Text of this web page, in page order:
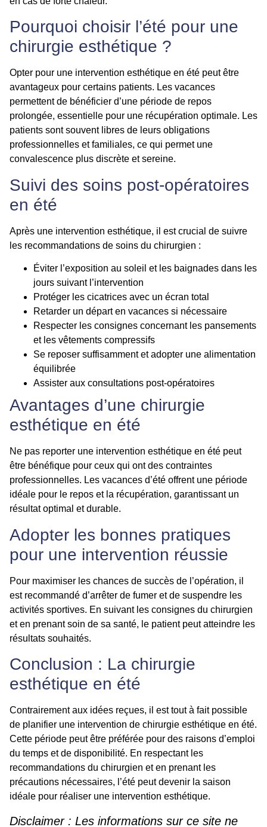
Pourquoi choisir l’été pour une
chirurgie esthétique ?
Opter pour une intervention esthétique en été peut être
avantageux pour certains patients. Les vacances
permettent de bénéficier d’une période de repos
prolongée, essentielle pour une récupération optimale. Les
patients sont souvent libres de leurs obligations
professionnelles et familiales, ce qui permet une
convalescence plus discrète et sereine.
Suivi des soins post-opératoires
en été
Après une intervention esthétique, il est crucial de suivre
les recommandations de soins du chirurgien :
Éviter l’exposition au soleil et les baignades dans les
jours suivant l’intervention
Protéger les cicatrices avec un écran total
Retarder un départ en vacances si nécessaire
Respecter les consignes concernant les pansements
et les vêtements compressifs
Se reposer suffisamment et adopter une alimentation
équilibrée
Assister aux consultations post-opératoires
Avantages d’une chirurgie
esthétique en été
Ne pas reporter une intervention esthétique en été peut
être bénéfique pour ceux qui ont des contraintes
professionnelles. Les vacances d’été offrent une période
idéale pour le repos et la récupération, garantissant un
résultat optimal et durable.
Adopter les bonnes pratiques
pour une intervention réussie
Pour maximiser les chances de succès de l’opération, il
est recommandé d’arrêter de fumer et de suspendre les
activités sportives. En suivant les consignes du chirurgien
et en prenant soin de sa santé, le patient peut atteindre les
résultats souhaités.
Conclusion : La chirurgie
esthétique en été
Contrairement aux idées reçues, il est tout à fait possible
de planifier une intervention de chirurgie esthétique en été.
Cette période peut être préférée pour des raisons d’emploi
du temps et de disponibilité. En respectant les
recommandations du chirurgien et en prenant les
précautions nécessaires, l’été peut devenir la saison
idéale pour réaliser une intervention esthétique.
Disclaimer : Les informations sur ce site ne